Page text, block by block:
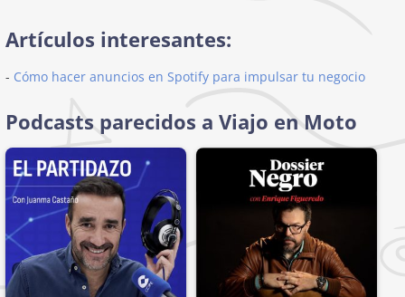
Artículos interesantes:
- Cómo hacer anuncios en Spotify para impulsar tu negocio
Podcasts parecidos a Viajo en Moto